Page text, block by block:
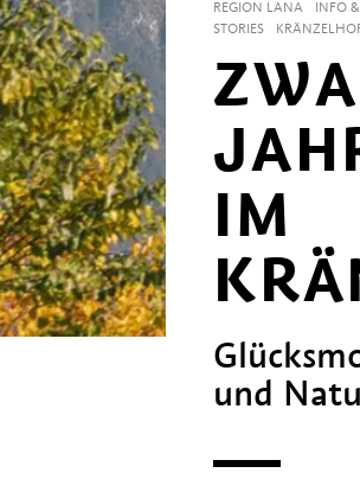
REGION LANA INFO
STORIES
IM
und